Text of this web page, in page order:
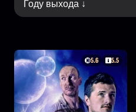
5.6 5.5